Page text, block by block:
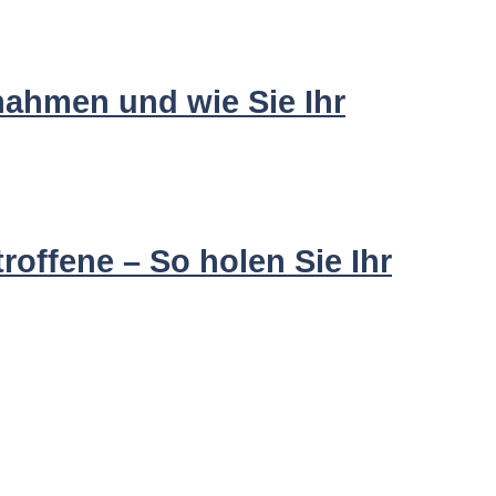
und wie Sie Ihr
– So holen Sie Ihr